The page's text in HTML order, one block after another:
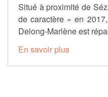
Situé à proximité de
de caractère » en
Delong-Marlène est
En savoir plus